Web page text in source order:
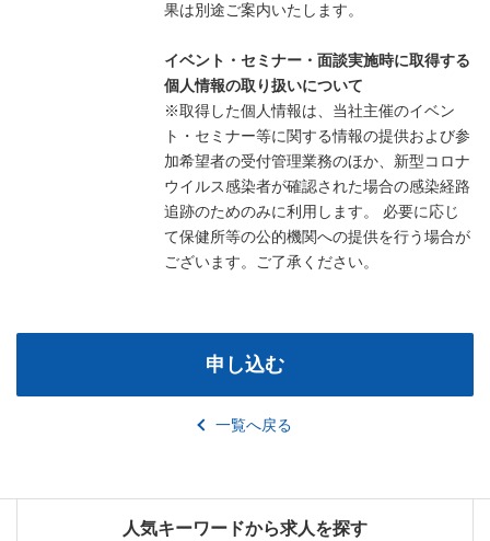
果は別途ご案内いたします。
イベント・セミナー・面談実施時に取得する
個人情報の取り扱いについて
※取得した個人情報は、当社主催のイベン
ト・セミナー等に関する情報の提供および参
加希望者の受付管理業務のほか、新型コロナ
ウイルス感染者が確認された場合の感染経路
追跡のためのみに利用します。 必要に応じ
て保健所等の公的機関への提供を行う場合が
ございます。ご了承ください。
申し込む
一覧へ戻る
人気キーワードから求人を探す